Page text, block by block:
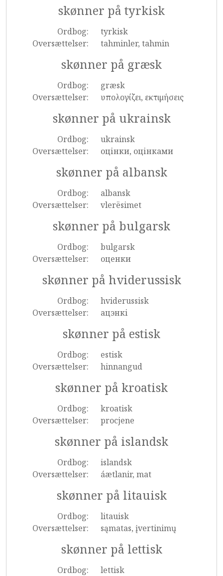
skønner på tyrkisk
Ordbog:
tyrkisk
Oversættelser:
tahminler, tahmin
skønner på græsk
Ordbog:
græsk
Oversættelser:
υπολογίζει, εκτιμήσεις
skønner på ukrainsk
Ordbog:
ukrainsk
Oversættelser:
оцінки, оцінками
skønner på albansk
Ordbog:
albansk
Oversættelser:
vlerësimet
skønner på bulgarsk
Ordbog:
bulgarsk
Oversættelser:
оценки
skønner på hviderussisk
Ordbog:
hviderussisk
Oversættelser:
ацэнкі
skønner på estisk
Ordbog:
estisk
Oversættelser:
hinnangud
skønner på kroatisk
Ordbog:
kroatisk
Oversættelser:
procjene
skønner på islandsk
Ordbog:
islandsk
Oversættelser:
áætlanir, mat
skønner på litauisk
Ordbog:
litauisk
Oversættelser:
sąmatas, įvertinimų
skønner på lettisk
Ordbog:
lettisk